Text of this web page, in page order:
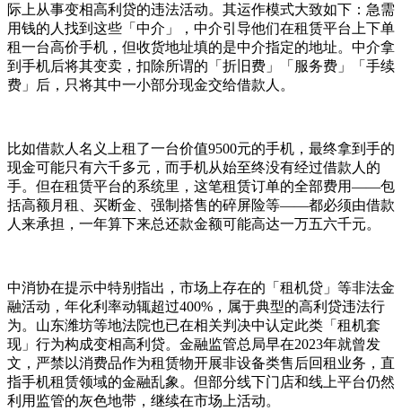
际上从事变相高利贷的违法活动。其运作模式大致如下：急需
用钱的人找到这些「中介」，中介引导他们在租赁平台上下单
租一台高价手机，但收货地址填的是中介指定的地址。中介拿
到手机后将其变卖，扣除所谓的「折旧费」「服务费」「手续
费」后，只将其中一小部分现金交给借款人。
比如借款人名义上租了一台价值9500元的手机，最终拿到手的
现金可能只有六千多元，而手机从始至终没有经过借款人的
手。但在租赁平台的系统里，这笔租赁订单的全部费用——包
括高额月租、买断金、强制搭售的碎屏险等——都必须由借款
人来承担，一年算下来总还款金额可能高达一万五六千元。
中消协在提示中特别指出，市场上存在的「租机贷」等非法金
融活动，年化利率动辄超过400%，属于典型的高利贷违法行
为。山东潍坊等地法院也已在相关判决中认定此类「租机套
现」行为构成变相高利贷。金融监管总局早在2023年就曾发
文，严禁以消费品作为租赁物开展非设备类售后回租业务，直
指手机租赁领域的金融乱象。但部分线下门店和线上平台仍然
利用监管的灰色地带，继续在市场上活动。